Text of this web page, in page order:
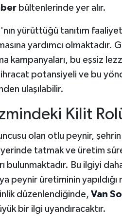
bültenlerinde yer alır.
yürüttüğü tanıtım
yardımcı olmaktadır.
kampanyaları, bu eşsiz
potansiyeli ve bu
ulaşılabilir.
Kilit
olan otlu peynir,
tatmak ve üretim
Bu ilgiyi
peynir üretiminin
düzenlendiğinde, Van
bir ilgi uyandıracaktır.